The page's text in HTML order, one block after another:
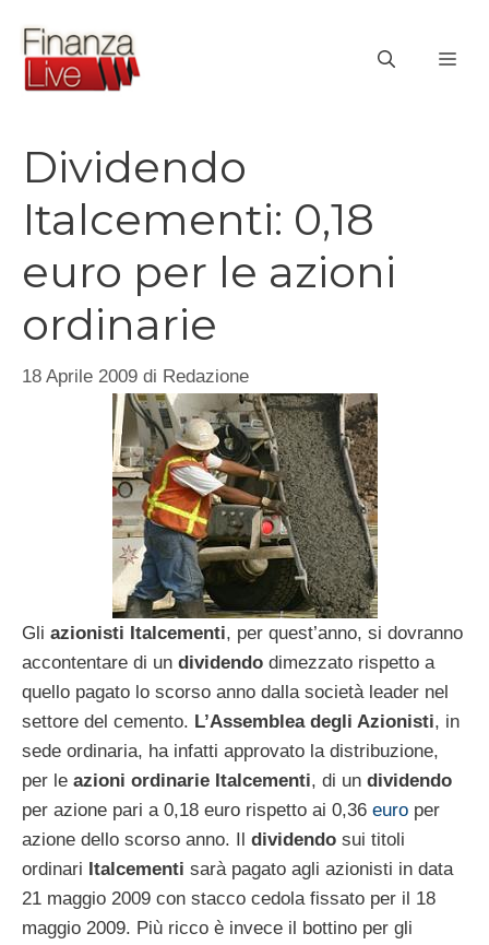
contenuto
Dividendo
Italcementi: 0,18
euro per le azioni
ordinarie
18 Aprile 2009 di Redazione
Gli azionisti Italcementi, per quest’anno, si dovranno
accontentare di un dividendo dimezzato rispetto a
quello pagato lo scorso anno dalla società leader nel
settore del cemento. L’Assemblea degli Azionisti, in
sede ordinaria, ha infatti approvato la distribuzione,
per le azioni ordinarie Italcementi, di un dividendo
per azione pari a 0,18 euro rispetto ai 0,36 euro per
azione dello scorso anno. Il dividendo sui titoli
ordinari Italcementi sarà pagato agli azionisti in data
21 maggio 2009 con stacco cedola fissato per il 18
maggio 2009. Più ricco è invece il bottino per gli